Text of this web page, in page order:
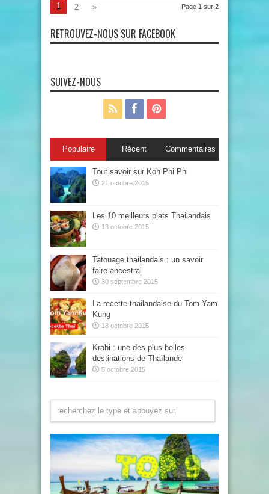
Page 1 sur 2
1 2 »
RETROUVEZ-NOUS SUR FACEBOOK
SUIVEZ-NOUS
Populaire Récent Commentaires
Tout savoir sur Koh Phi Phi
21 octobre 2015
Les 10 meilleurs plats Thailandais
13 octobre 2015
Tatouage thailandais : un savoir
faire ancestral
30 septembre 2015
La recette thailandaise du Tom Yam
Kung
18 octobre 2015
Krabi : une des plus belles
destinations de Thaïlande
5 octobre 2015